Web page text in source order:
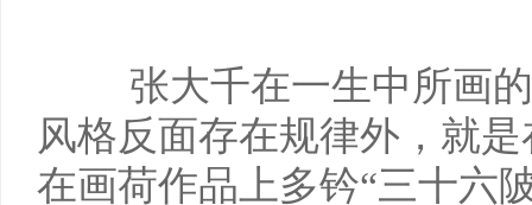
张大千在一生中所画
风格反面存在规律外，就
在画荷作品上多钤“三十六